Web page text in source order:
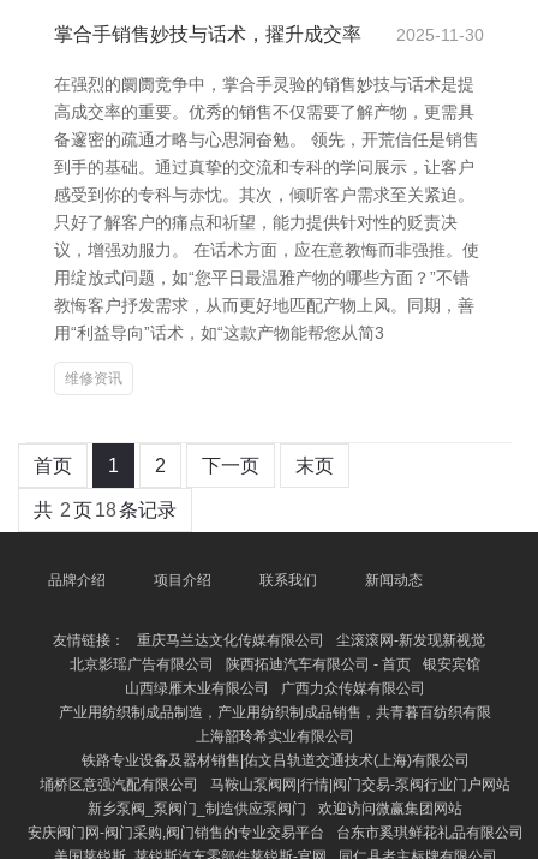
掌合手销售妙技与话术，擢升成交率 2025-11-30
在强烈的阛阓竞争中，掌合手灵验的销售妙技与话术是提
高成交率的重要。优秀的销售不仅需要了解产物，更需具
备邃密的疏通才略与心思洞奋勉。 领先，开荒信任是销售
到手的基础。通过真挚的交流和专科的学问展示，让客户
感受到你的专科与赤忱。其次，倾听客户需求至关紧迫。
只好了解客户的痛点和祈望，能力提供针对性的贬责决
议，增强劝服力。 在话术方面，应在意教悔而非强推。使
用绽放式问题，如“您平日最温雅产物的哪些方面？”不错
教悔客户抒发需求，从而更好地匹配产物上风。同期，善
用“利益导向”话术，如“这款产物能帮您从简3
维修资讯
首页 1 2 下一页 末页
共 2页18条记录
品牌介绍 项目介绍 联系我们 新闻动态
友情链接： 重庆马兰达文化传媒有限公司
尘滚滚网-新发现新视觉
北京影瑶广告有限公司
陕西拓迪汽车有限公司 - 首页
银安宾馆
山西绿雁木业有限公司
广西力众传媒有限公司
产业用纺织制成品制造，产业用纺织制成品销售，共青暮百纺织有限
上海韶玲希实业有限公司
铁路专业设备及器材销售|佑文吕轨道交通技术(上海)有限公司
埇桥区意强汽配有限公司
马鞍山泵阀网|行情|阀门交易-泵阀行业门户网站
新乡泵阀_泵阀门_制造供应泵阀门
欢迎访问微赢集团网站
安庆阀门网-阀门采购,阀门销售的专业交易平台
台东市奚琪鲜花礼品有限公司